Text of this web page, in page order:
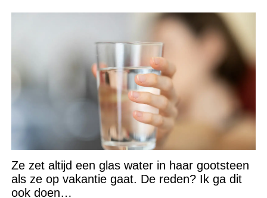
Ze zet altijd een glas water in haar gootsteen
als ze op vakantie gaat. De reden? Ik ga dit
ook doen…